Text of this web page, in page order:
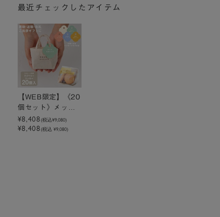
最近チェックしたアイテム
【WEB限定】《20
個セット》メッセ
ージ付きミニトー
トクッキーラズベ
¥8,408(税込¥9,080)
¥8,408(税込 ¥9,080)